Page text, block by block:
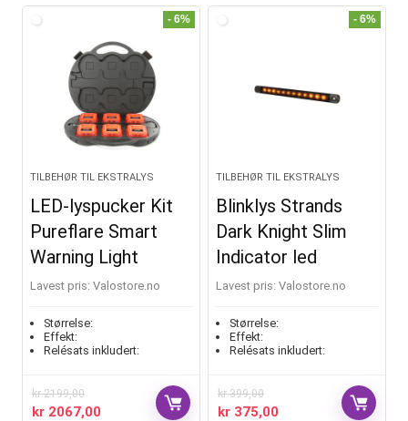
- 6%
TILBEHØR TIL EKSTRALYS
LED-lyspucker Kit
Pureflare Smart
Warning Light
Lavest pris: valostore.no
Størrelse:
Effekt:
Relésats inkludert:
kr2199,00
kr 2067,00
- 6%
TILBEHØR TIL EKSTRALYS
Blinklys Strands
Dark Knight Slim
Indicator led
Lavest pris: valostore.no
Størrelse:
Effekt:
Relésats inkludert:
kr399,00
kr 375,00